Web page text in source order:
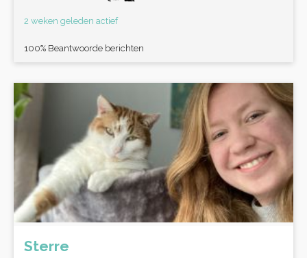
2 weken geleden actief
100% Beantwoorde berichten
Sterre